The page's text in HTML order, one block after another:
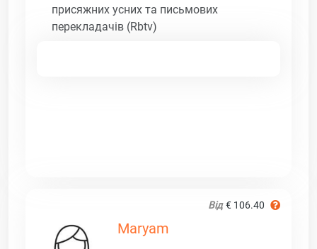
присяжних усних та письмових
перекладачів (Rbtv)
Від € 106.40
Maryam